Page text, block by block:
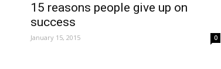
15 reasons people give up on
success
January 15, 2015 0